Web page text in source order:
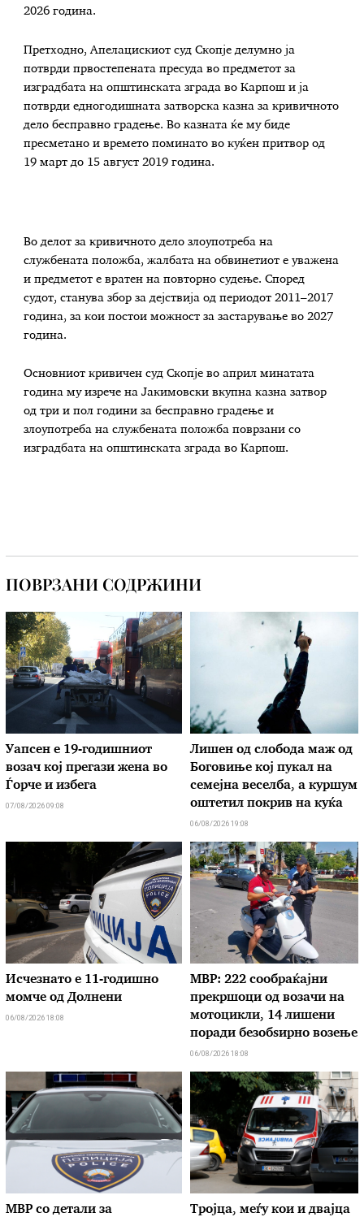
2026 година.
Претходно, Апелацискиот суд Скопје делумно ја
потврди првостепената пресуда во предметот за
изградбата на општинската зграда во Карпош и ја
потврди едногодишната затворска казна за кривичното
дело бесправно градење. Во казната ќе му биде
пресметано и времето поминато во куќен притвор од
19 март до 15 август 2019 година.
Во делот за кривичното дело злоупотреба на
службената положба, жалбата на обвинетиот е уважена
и предметот е вратен на повторно судење. Според
судот, станува збор за дејствија од периодот 2011–2017
година, за кои постои можност за застарување во 2027
година.
Основниот кривичен суд Скопје во април минатата
година му изрече на Јакимовски вкупна казна затвор
од три и пол години за бесправно градење и
злоупотреба на службената положба поврзани со
изградбата на општинската зграда во Карпош.
ПОВРЗАНИ СОДРЖИНИ
Уапсен е 19-годишниот
возач кој прегази жена во
Ѓорче и избега
07/08/2026 09:08
Лишен од слобода маж од
Боговиње кој пукал на
семејна веселба, а куршум
оштетил покрив на куќа
06/08/2026 19:08
Исчезнато е 11-годишно
момче од Долнени
06/08/2026 18:08
МВР: 222 сообраќајни
прекршоци од возачи на
мотоцикли, 14 лишени
поради безобѕирно возење
06/08/2026 18:08
МВР со детали за
Тројца, меѓу кои и двајца